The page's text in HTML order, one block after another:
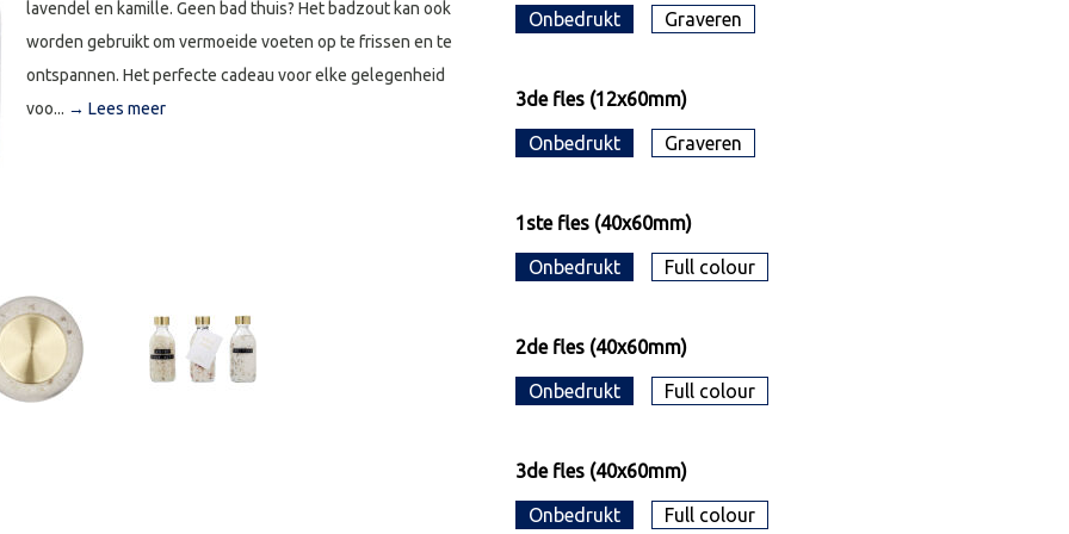
Onbedrukt Graveren
3de fles (12x60mm)
Onbedrukt Graveren
1ste fles (40x60mm)
Onbedrukt Full colour
2de fles (40x60mm)
Onbedrukt Full colour
3de fles (40x60mm)
Onbedrukt Full colour
lavendel en kamille. Geen bad thuis? Het badzout kan ook
worden gebruikt om vermoeide voeten op te frissen en te
ontspannen. Het perfecte cadeau voor elke gelegenheid
voo... → Lees meer